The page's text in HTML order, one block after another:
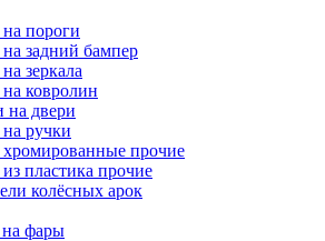
пороги
задний бампер
зеркала
ковролин
двери
ручки
прочие
пластика прочие
колёсных арок
фары